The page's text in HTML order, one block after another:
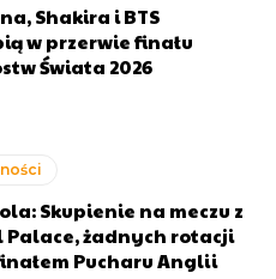
Shakira i BTS
w przerwie finału
Świata 2026
Skupienie na meczu z
Palace, żadnych rotacji
Pucharu Anglii